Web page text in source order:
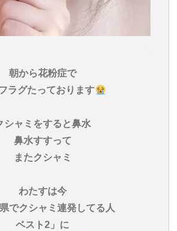
朝から花粉症で
ラグたっております
シャミをすると鼻水
鼻水すすって
またクシャミ
わたすは今
県でクシャミ連発してる人
ベスト2」に